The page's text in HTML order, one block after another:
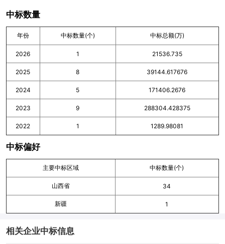
中标数量
年份 中标数量(个) 中标总额(万)
2026 1 21536.735
2025 8 39144.617676
2024 5 171406.2676
2023 9 288304.428375
2022 1 1289.98081
中标偏好
主要中标区域 中标数量(个)
山西省 34
新疆 1
相关企业中标信息